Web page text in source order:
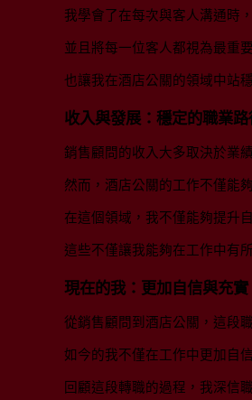
我學會了在每次與客人溝通時
並且將每一位客人都視為最重
也讓我在酒店公關的領域中站
收入與發展：穩定的職業
銷售顧問的收入大多取決於業
然而，酒店公關的工作不僅能
在這個領域，我不僅能夠提升
這些不僅讓我能夠在工作中有
現在的我：更加自信與充實
從銷售顧問到酒店公關，這段
如今的我不僅在工作中更加自
回顧這段轉職的過程，我深信